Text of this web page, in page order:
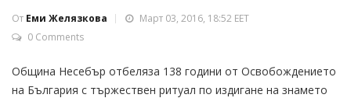
От Еми Желязкова
Март 03, 2016, 18:52 EET
0 Comments
Община Несебър отбеляза 138 години от Освобождението
на България с тържествен ритуал по издигане на знамето